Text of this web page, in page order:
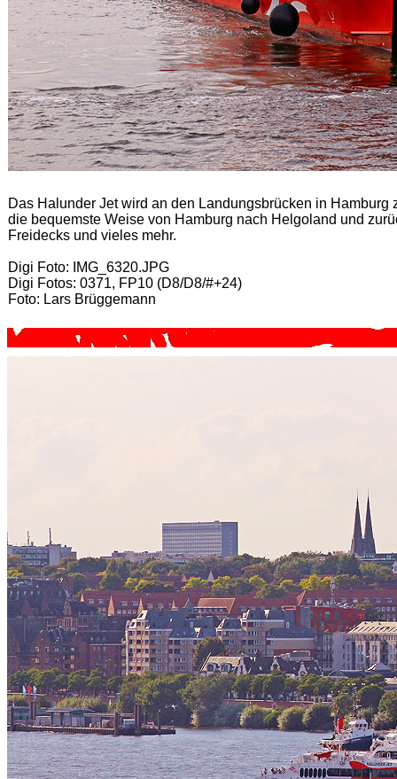
Das Halunder Jet wird an den Landungsbrücken in
die bequemste Weise von Hamburg nach Helgoland und
Freidecks und vieles mehr.
Digi Foto: IMG_6320.JPG
Digi Fotos: 0371, FP10 (D8/D8/#+24)
Foto: Lars Brüggemann